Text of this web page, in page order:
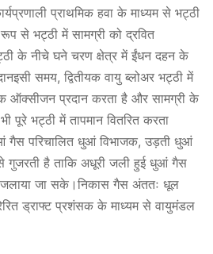
प्राथमिक हवा के माध्यम से भट्ठी
से भट्ठी में सामग्री को द्रवित
के नीचे घने चरण क्षेत्र में ईंधन दहन के
समय, द्वितीयक वायु ब्लोअर भट्ठी में
प्रदान करता है और सामग्री के
पूरे भट्ठी में तापमान वितरित करता
गैस परिचालित धुआं विभाजक, उड़ती धुआं
गुजरती है ताकि अधूरी जली हुई धुआं गैस
जा सके।निकास गैस अंततः धूल
ड्राफ्ट प्रशंसक के माध्यम से वायुमंडल